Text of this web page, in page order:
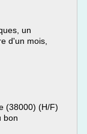
un
d'un mois,
(38000) (H/F)
bon